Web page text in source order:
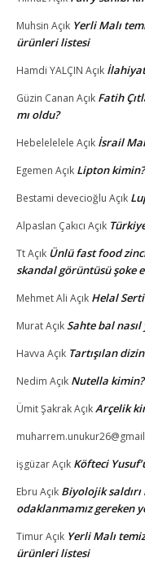
Muhsin Açık Yerli Malı
ürünleri listesi
Hamdi YALÇIN Açık
Güzin Canan Açık Fatih
mı oldu?
Hebelelelele Açık İsrail
Egemen Açık Lipton
Bestami devecioğlu Açık
Alpaslan Çakıcı Açık
TtAçık Ünlü fast food
skandal görüntüsü şoke
Mehmet Ali Açık Helal
MuratAçıkSahte bal nasıl
Havva Açık Tartışılan
Nedim Açık Nutella
Ümit ŞakrakAçıkArçelik
işgüzarAçık Köfteci
Ebru Açık Biyolojik saldırı
odaklanmamız gereken
TimurAçık Yerli Malı
ürünleri listesi